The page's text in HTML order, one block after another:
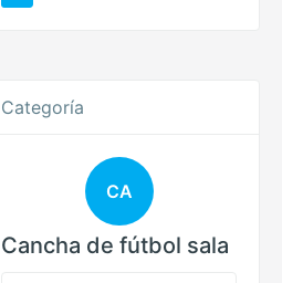
Categoría
CA
Cancha de fútbol sala